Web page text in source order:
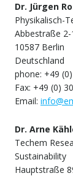
Dr. Jürgen
Physikalisch-
Abbestraße 2-
10587 Berlin
Deutschland
phone: +49
Fax: +49 (0)
Email:
Dr. Arne
Techem
Sustainability
Hauptstraße